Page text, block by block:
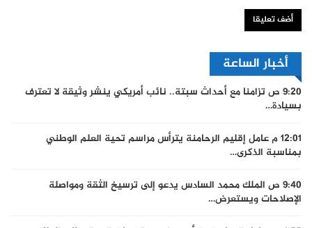
أخبار الساعة
9:20 ص
تزامنا مع أحداث سبتة.. نائب أمريكي ينشر وثيقة لا تعترف
بسيادة…
12:01 م
عامل إقليم الرحامنة يترأس مراسم تحية العلم الوطني
بمناسبة الذكرى…
9:40 ص
الملك محمد السادس يدعو إلى ترسيخ الثقة ومواصلة
الإصلاحات ويستعرض…